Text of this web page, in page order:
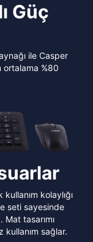
Güç
ile Casper
ortalama %80
kolaylığı
seti sayesinde
tasarımı
kullanım sağlar.